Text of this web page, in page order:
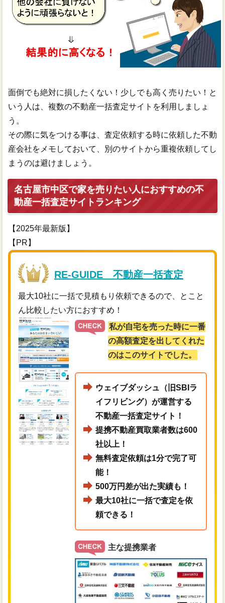
面倒でも絶対に損したくない！少しでも高く売りたい！と
いう人は、複数の不動産一括査定サイトを利用しましょ
う。
その際に気をつける事は、査定依頼する時に依頼した不動
産会社をメモしておいて、別のサイトから重複依頼してし
まうのは避けましょう。
名古屋市中区で家を売りたい人におすすめの不
動産一括査定サイトランキング
【2025年最新版】
【PR】
RE-GUIDE 不動産一括査定
最大10社に一括で見積もり依頼できるので、とこと
ん比較したい方におすすめ！
私が自宅を売った時に一番
の高額査定を出してくれた
のはこのサイトでした。
ウェイブダッシュ（旧SBIラ
イフリビング）が運営する
不動産一括査定サイト！
提携不動産買取業者数は600
社以上！
無料査定依頼は1分で完了可
能！
500万円差が出た実績も！
最大10社に一括で査定を依
頼できる！
主な提携業者